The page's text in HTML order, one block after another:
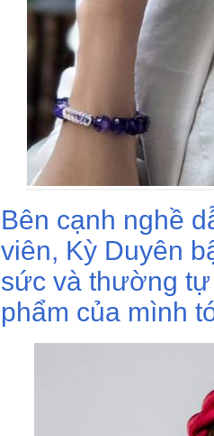
Bên cạnh nghề
viên, Kỳ Duyên
sức và thường
phẩm của mình